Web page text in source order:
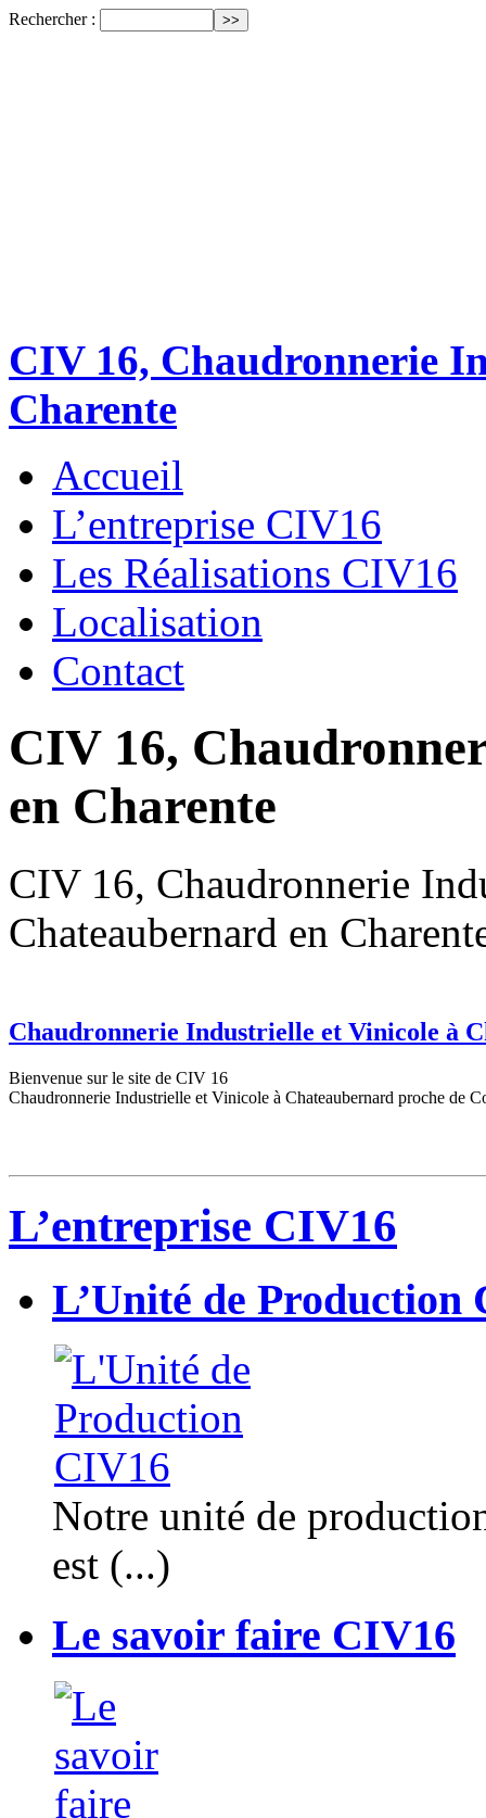
Rechercher :
CIV 16, Chaudronnerie
Charente
Accueil
L’entreprise CIV16
Les Réalisations CIV16
Localisation
Contact
CIV 16,
en Charente
CIV 16, Chaudronnerie
Chateaubernard en
Chaudronnerie Industrielle et Vinicole à
Bienvenue sur le site de CIV 16
Chaudronnerie Industrielle et Vinicole à Chateaubernard proche de
L’entreprise CIV16
L’Unité de Production
Notre unité de
est (...)
Le savoir faire CIV16